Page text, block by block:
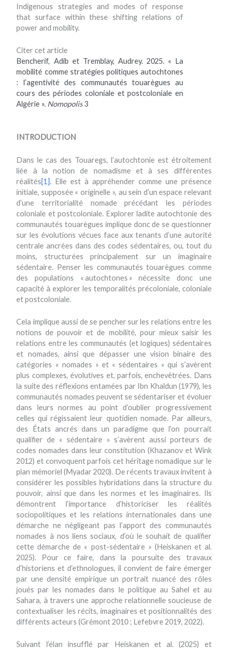
Indigenous strategies and modes of response
that surface within these shifting relations of
power and mobility.
Citer cet article
Bencherif, Adib et Tremblay, Audrey. 2025. « La
mobilité comme stratégies politiques autochtones
: l’agentivité des communautés touarègues au
cours des périodes coloniale et postcoloniale en
Algérie ». Nomopolis 3
INTRODUCTION
Dans le cas des Touaregs, l’autochtonie est étroitement
liée à la notion de nomadisme et à ses différentes
réalités[1]. Elle est à appréhender comme une présence
initiale, supposée « originelle », au sein d’un espace relevant
d’une territorialité nomade précédant les périodes
coloniale et postcoloniale. Explorer ladite autochtonie des
communautés touarègues implique donc de se questionner
sur les évolutions vécues face aux tenants d’une autorité
centrale ancrées dans des codes sédentaires, ou, tout du
moins, structurées principalement sur un imaginaire
sédentaire. Penser les communautés touarègues comme
des populations « autochtones » nécessite donc une
capacité à explorer les temporalités précoloniale, coloniale
et postcoloniale.
Cela implique aussi de se pencher sur les relations entre les
notions de pouvoir et de mobilité, pour mieux saisir les
relations entre les communautés (et logiques) sédentaires
et nomades, ainsi que dépasser une vision binaire des
catégories « nomades » et « sédentaires » qui s’avèrent
plus complexes, évolutives et, parfois, enchevêtrées. Dans
la suite des réflexions entamées par Ibn Khaldun (1979), les
communautés nomades peuvent se sédentariser et évoluer
dans leurs normes au point d’oublier progressivement
celles qui régissaient leur quotidien nomade. Par ailleurs,
des États ancrés dans un paradigme que l’on pourrait
qualifier de « sédentaire » s’avèrent aussi porteurs de
codes nomades dans leur constitution (Khazanov et Wink
2012) et convoquent parfois cet héritage nomadique sur le
plan mémoriel (Myadar 2020). De récents travaux invitent à
considérer les possibles hybridations dans la structure du
pouvoir, ainsi que dans les normes et les imaginaires. Ils
démontrent l’importance d’historiciser les réalités
sociopolitiques et les relations internationales dans une
démarche ne négligeant pas l’apport des communautés
nomades à nos liens sociaux, d’où le souhait de qualifier
cette démarche de « post-sédentaire » (Heiskanen et al.
2025). Pour ce faire, dans la poursuite des travaux
d’historiens et d’ethnologues, il convient de faire émerger
par une densité empirique un portrait nuancé des rôles
joués par les nomades dans le politique au Sahel et au
Sahara, à travers une approche relationnelle soucieuse de
contextualiser les récits, imaginaires et positionnalités des
différents acteurs (Grémont 2010 ; Lefebvre 2019, 2022).
Suivant l’élan insufflé par Heiskanen et al. (2025) et